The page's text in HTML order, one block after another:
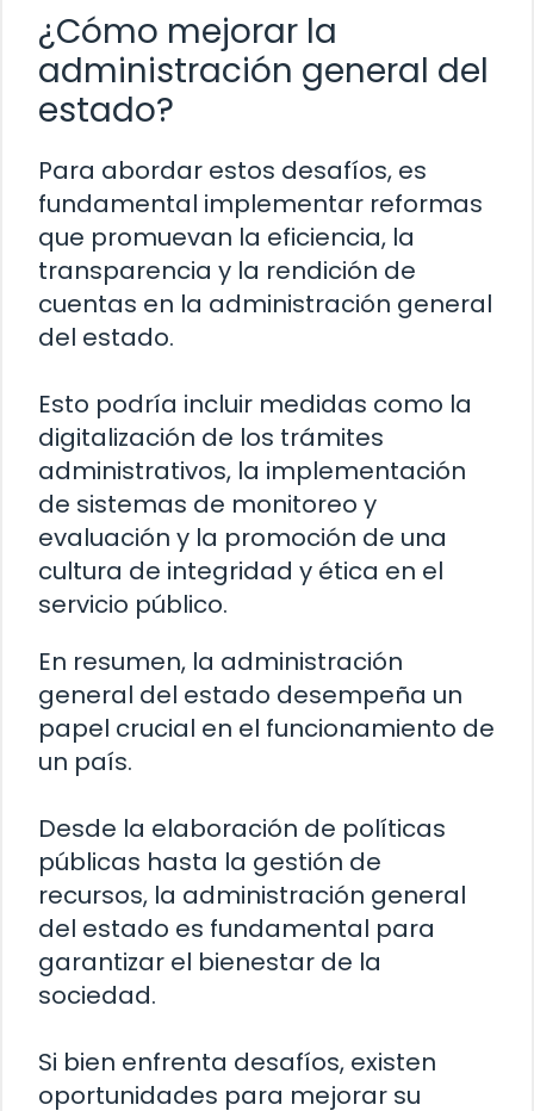
¿Cómo mejorar la
administración general del
estado?
Para abordar estos desafíos, es
fundamental implementar reformas
que promuevan la eficiencia, la
transparencia y la rendición de
cuentas en la administración general
del estado.
Esto podría incluir medidas como la
digitalización de los trámites
administrativos, la implementación
de sistemas de monitoreo y
evaluación y la promoción de una
cultura de integridad y ética en el
servicio público.
En resumen, la administración
general del estado desempeña un
papel crucial en el funcionamiento de
un país.
Desde la elaboración de políticas
públicas hasta la gestión de
recursos, la administración general
del estado es fundamental para
garantizar el bienestar de la
sociedad.
Si bien enfrenta desafíos, existen
oportunidades para mejorar su